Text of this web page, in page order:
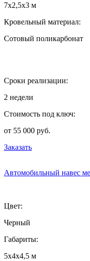
7х2,5х3 м
Кровельный материал:
Сотовый поликарбонат
Сроки реализации:
2 недели
Стоимость под ключ:
от 55 000 руб.
Заказать
Автомобильный навес
Цвет:
Черный
Габариты:
5х4х4,5 м